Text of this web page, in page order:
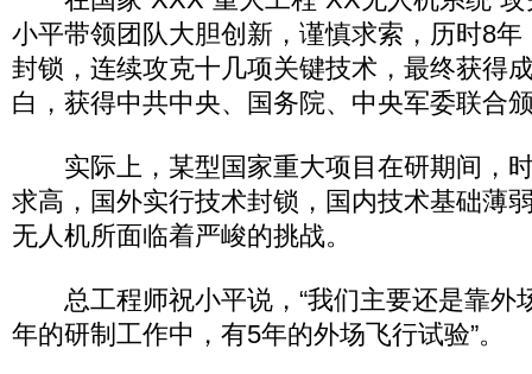
小平带领团队大胆创新，谨慎求索，历时8
封锁，连续攻克十几项关键技术，最终获得
白，获得中共中央、国务院、中央军委联合
实际上，某型国家重大项目在研期间，
求高，国外实行技术封锁，国内技术基础薄
无人机所面临着严峻的挑战。
总工程师祝小平说，“我们主要还是靠外
年的研制工作中，有5年的外场飞行试验”。